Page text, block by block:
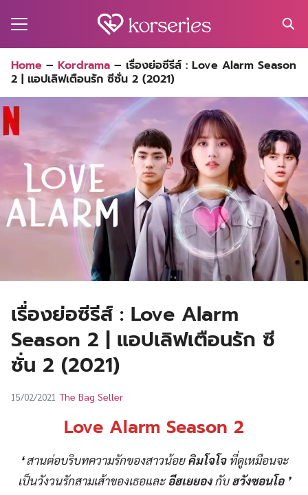
for:
Home – Kordrama – เรื่องย่อซีรีส์ : Love Alarm Season
2 | แอปเลิฟเตือนรัก ซีซั่น 2 (2021)
เรื่องย่อซีรีส์ : Love Alarm
Season 2 | แอปเลิฟเตือนรัก ซี
ซั่น 2 (2021)
15/02/2021 The Bag Seller
Love Alarm Season 2
❛สานต่อบริบทความรักของสาวน้อยคิมโจโจที่ดูเหมือนจะ
เป็นวังวนรักสามเส้าของเธอและอีฮเยยองกับฮวังซอนโอ ❜